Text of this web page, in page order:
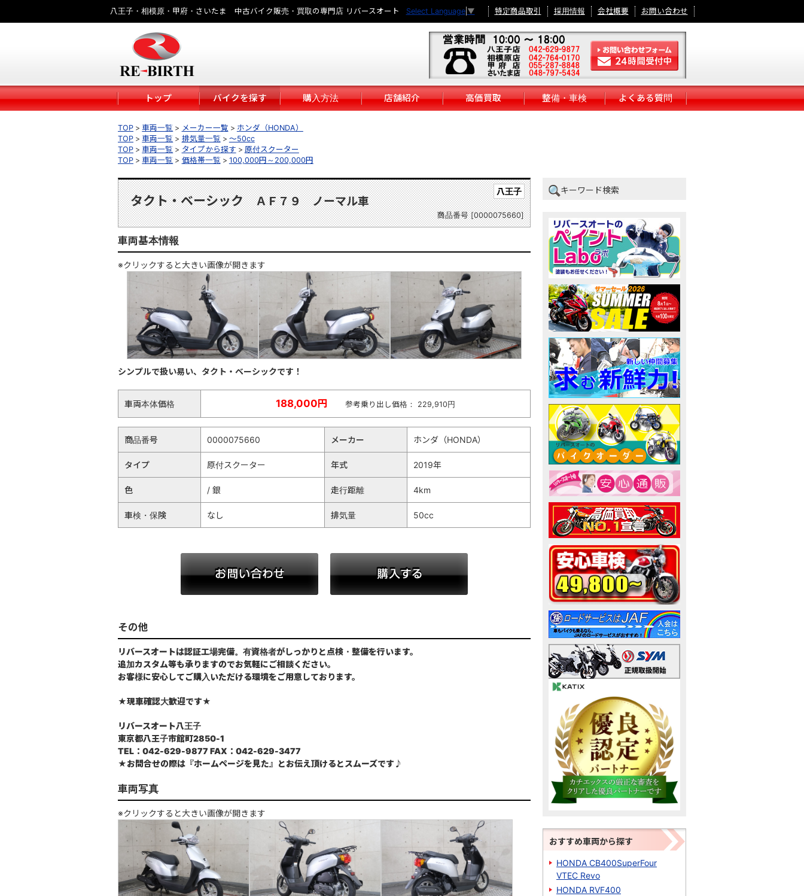
八王子・相模原・甲府・さいたま 中古バイク販売・買取の専門店 リバースオート Select Language ▼ 特定商品取引 採用情報 会社概要 お問い合わせ
トップ バイクを探す 購入方法 店舗紹介 高価買取 整備・車検 よくある質問
TOP 車両一覧 メーカー一覧
ホンダ（HONDA）
TOP
車両一覧 排気量一覧
～50cc
TOP
車両一覧 タイプから探す
原付スクーター
TOP
車両一覧 価格帯一覧 100,000円～200,000円
八王子
タクト・ベーシック ＡＦ７９ ノーマル車
商品番号 [0000075660]
車両基本情報
※クリックすると大きい画像が開きます
シンプルで扱い易い、タクト・ベーシックです！
車両本体価格 188,000円 参考乗り出し価格： 229,910円
商品番号 0000075660 メーカー ホンダ（HONDA）
タイプ 原付スクーター 年式 2019年
色 / 銀 走行距離 4km
車検・保険 なし 排気量 50cc
その他
リバースオートは認証工場完備。有資格者がしっかりと点検・整備を行います。
追加カスタム等も承りますのでお気軽にご相談ください。
お客様に安心してご購入いただける環境をご用意しております。
★現車確認大歓迎です★
リバースオート八王子
東京都八王子市館町2850-1
TEL：042-629-9877 FAX：042-629-3477
★お問合せの際は『ホームページを見た』とお伝え頂けるとスムーズです♪
車両写真
※クリックすると大きい画像が開きます
キーワード検索
おすすめ車両から探す
HONDA CB400SuperFour
VTEC Revo
HONDA RVF400